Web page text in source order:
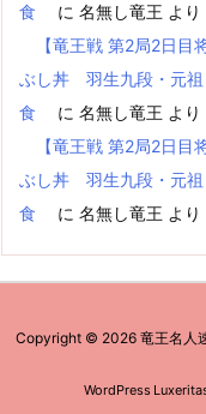
食
に 名無し竜王 より
【竜王戦 第2局2日目
ぶし丼 羽生九段・元祖
食
に 名無し竜王 より
【竜王戦 第2局2日目
ぶし丼 羽生九段・元祖
食
に 名無し竜王 より
Copyright © 2026 竜王名人
WordPress